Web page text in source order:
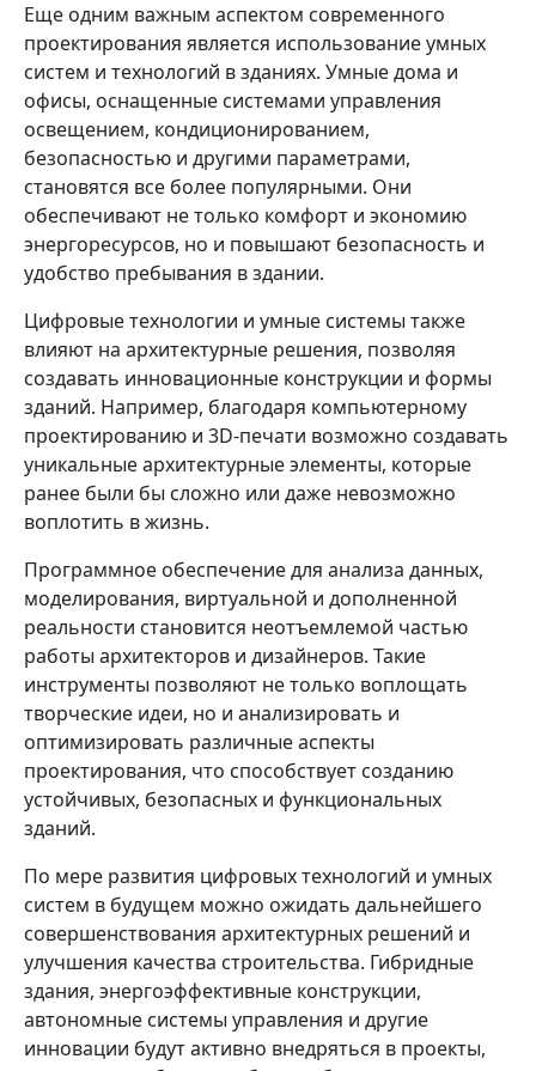
Еще одним важным аспектом современного
проектирования является использование умных
систем и технологий в зданиях. Умные дома и
офисы, оснащенные системами управления
освещением, кондиционированием,
безопасностью и другими параметрами,
становятся все более популярными. Они
обеспечивают не только комфорт и экономию
энергоресурсов, но и повышают безопасность и
удобство пребывания в здании.
Цифровые технологии и умные системы также
влияют на архитектурные решения, позволяя
создавать инновационные конструкции и формы
зданий. Например, благодаря компьютерному
проектированию и 3D-печати возможно создавать
уникальные архитектурные элементы, которые
ранее были бы сложно или даже невозможно
воплотить в жизнь.
Программное обеспечение для анализа данных,
моделирования, виртуальной и дополненной
реальности становится неотъемлемой частью
работы архитекторов и дизайнеров. Такие
инструменты позволяют не только воплощать
творческие идеи, но и анализировать и
оптимизировать различные аспекты
проектирования, что способствует созданию
устойчивых, безопасных и функциональных
зданий.
По мере развития цифровых технологий и умных
систем в будущем можно ожидать дальнейшего
совершенствования архитектурных решений и
улучшения качества строительства. Гибридные
здания, энергоэффективные конструкции,
автономные системы управления и другие
инновации будут активно внедряться в проекты,